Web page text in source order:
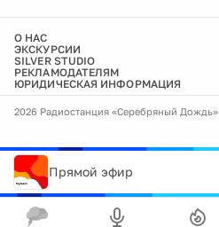
О НАС
ЭКСКУРСИИ
SILVER STUDIO
РЕКЛАМОДАТЕЛЯМ
ЮРИДИЧЕСКАЯ ИНФОРМАЦИЯ
2026 Радиостанция «Серебряный Дождь»
Прямой эфир